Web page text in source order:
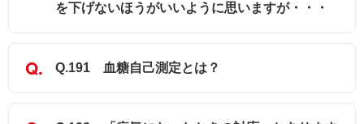
を下げないほうがいいように思いますが・・・
Q.191 血糖自己測定とは？